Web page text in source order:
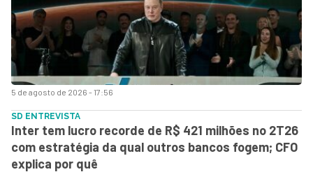
5 de agosto de 2026 - 17:56
SD ENTREVISTA
Inter tem lucro recorde de R$ 421 milhões no 2T26
com estratégia da qual outros bancos fogem; CFO
explica por quê